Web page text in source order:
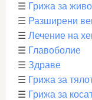
☰ Грижа за
☰ Разширени
☰ Лечение на
☰ Главоболие
☰ Здраве
☰ Грижа за
☰ Грижа за